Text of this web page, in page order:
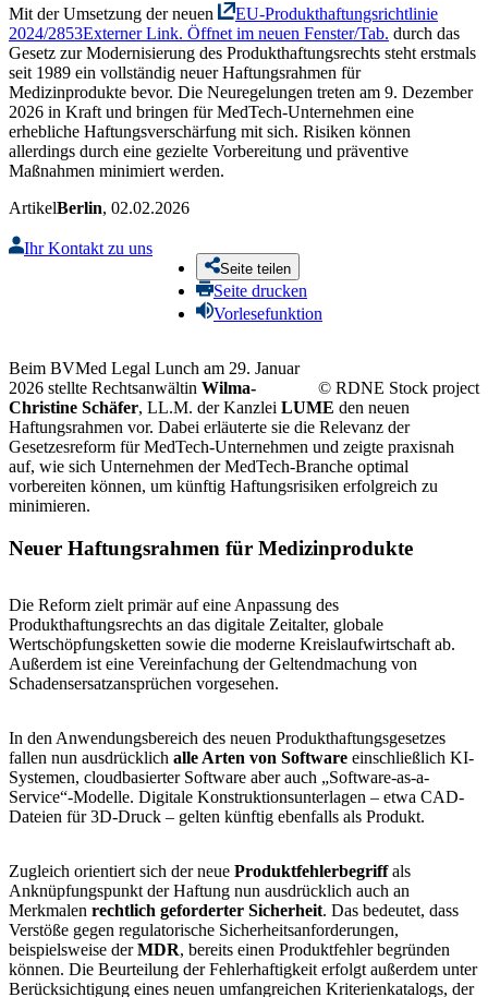
Mit der Umsetzung der neuen
EU-Produkthaftungsrichtlinie
2024/2853Externer Link. Öffnet im neuen Fenster/Tab. durch das
Gesetz zur Modernisierung des Produkthaftungsrechts steht erstmals
seit 1989 ein vollständig neuer Haftungsrahmen für
Medizinprodukte bevor. Die Neuregelungen treten am 9. Dezember
2026 in Kraft und bringen für MedTech-Unternehmen eine
erhebliche Haftungsverschärfung mit sich. Risiken können
allerdings durch eine gezielte Vorbereitung und präventive
Maßnahmen minimiert werden.
ArtikelBerlin, 02.02.2026
Ihr Kontakt zu uns
Seite teilen
Seite drucken
Vorlesefunktion
© RDNE Stock project
Beim BVMed Legal Lunch am 29. Januar
2026 stellte Rechtsanwältin Wilma-
Christine Schäfer, LL.M. der Kanzlei LUME den neuen
Haftungsrahmen vor. Dabei erläuterte sie die Relevanz der
Gesetzesreform für MedTech-Unternehmen und zeigte praxisnah
auf, wie sich Unternehmen der MedTech-Branche optimal
vorbereiten können, um künftig Haftungsrisiken erfolgreich zu
minimieren.
Neuer Haftungsrahmen für Medizinprodukte
Die Reform zielt primär auf eine Anpassung des
Produkthaftungsrechts an das digitale Zeitalter, globale
Wertschöpfungsketten sowie die moderne Kreislaufwirtschaft ab.
Außerdem ist eine Vereinfachung der Geltendmachung von
Schadensersatzansprüchen vorgesehen.
In den Anwendungsbereich des neuen Produkthaftungsgesetzes
fallen nun ausdrücklich alle Arten von Software einschließlich KI-
Systemen, cloudbasierter Software aber auch „Software-as-a-
Service“-Modelle. Digitale Konstruktionsunterlagen – etwa CAD-
Dateien für 3D-Druck – gelten künftig ebenfalls als Produkt.
Zugleich orientiert sich der neue Produktfehlerbegriffals
Anknüpfungspunkt der Haftung nun ausdrücklich auch an
Merkmalen rechtlich geforderter Sicherheit. Das bedeutet, dass
Verstöße gegen regulatorische Sicherheitsanforderungen,
beispielsweise derMDR, bereits einen Produktfehler begründen
können. Die Beurteilung der Fehlerhaftigkeit erfolgt außerdem unter
Berücksichtigung eines neuen umfangreichen Kriterienkatalogs, der